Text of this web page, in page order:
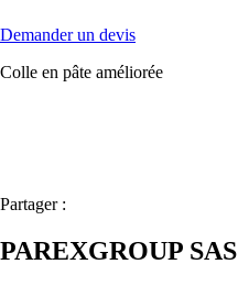
Demander un devis
Colle en pâte améliorée
Partager :
PAREXGROUP SAS